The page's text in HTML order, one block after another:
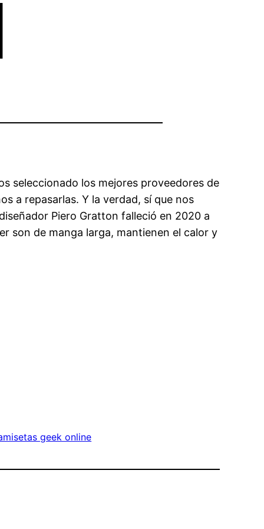
seleccionado los mejores proveedores de
a repasarlas. Y la verdad, sí que nos
Piero Gratton falleció en 2020 a
son de manga larga, mantienen el calor y
geek online